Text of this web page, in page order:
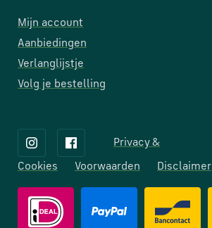
Mijn account
Aanbiedingen
Verlanglijstje
Volg je bestelling
Privacy &
Cookies Voorwaarden Disclaimer